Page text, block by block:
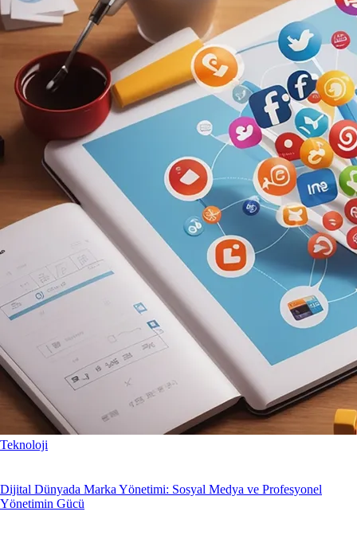
Teknoloji
Dijital Dünyada Marka Yönetimi: Sosyal Medya ve Profesyonel
Yönetimin Gücü